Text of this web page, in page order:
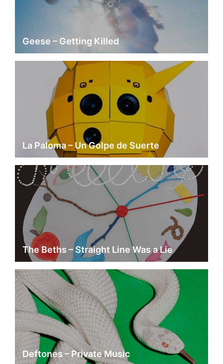
Geese – Getting Killed
La Paloma – Un Golpe de Suerte
The Beths – Straight Line Was a Lie
Deftones – Private Music